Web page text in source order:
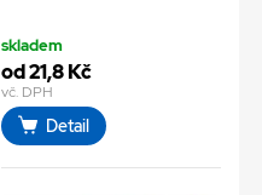
skladem
od 21,8 Kč
vč. DPH
Detail